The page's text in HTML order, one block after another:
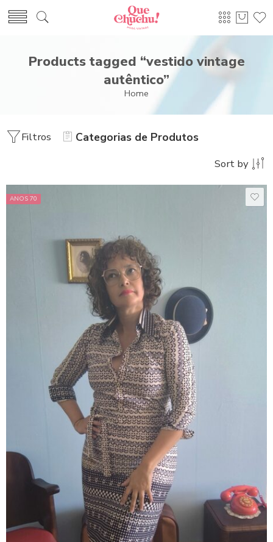
Products tagged “vestido vintage
autêntico”
Home
Filtros Categorias de Produtos
Sort by
ANOS 70